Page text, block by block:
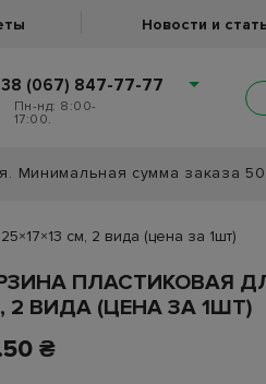
Новости и
(067) 847-77-77
Пн-нд: 8:00-
17:00.
Минимальная сумма заказа
см, 2 вида (цена за 1шт)
ПЛАСТИКОВАЯ
2 ВИДА (ЦЕНА ЗА 1ШТ)
₴